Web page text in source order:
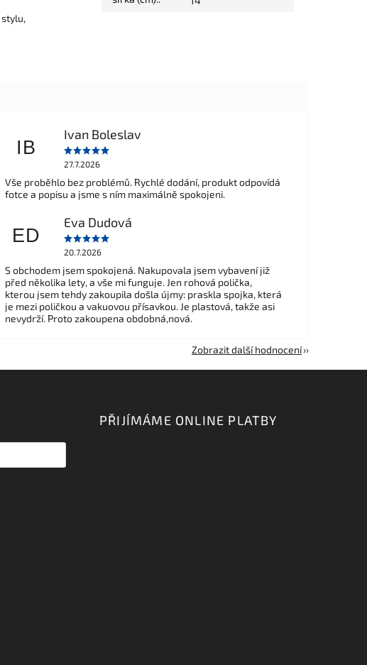
IB
Ivan Boleslav
27.7.2026
Vše proběhlo bez problémů. Rychlé dodání, produkt odpovídá
fotce a popisu a jsme s ním maximálně spokojeni.
ED
Eva Dudová
20.7.2026
S obchodem jsem spokojená. Nakupovala jsem vybavení již
před několika lety, a vše mi funguje. Jen rohová polička,
kterou jsem tehdy zakoupila došla újmy: praskla spojka, která
je mezi poličkou a vakuovou přísavkou. Je plastová, takže asi
nevydrží. Proto zakoupena obdobná,nová.
Zobrazit další hodnocení
PŘIJÍMÁME ONLINE PLATBY